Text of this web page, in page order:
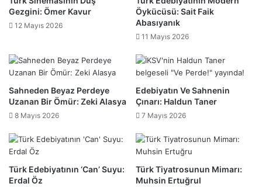
Gezgini: Ömer Kavur
12 Mayıs 2026
Öykücüsü: Sait Faik
Abasıyanık
11 Mayıs 2026
Sahneden Beyaz Perdeye
Uzanan Bir Ömür: Zeki Alasya
8 Mayıs 2026
Edebiyatın Ve Sahnenin
Çınarı: Haldun Taner
7 Mayıs 2026
Türk Edebiyatının ‘Can’ Suyu:
Erdal Öz
Türk Tiyatrosunun Mimarı:
Muhsin Ertuğrul